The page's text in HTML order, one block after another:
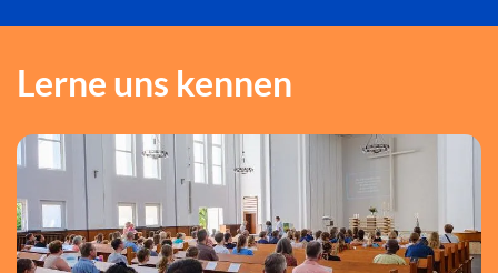
Lerne uns kennen